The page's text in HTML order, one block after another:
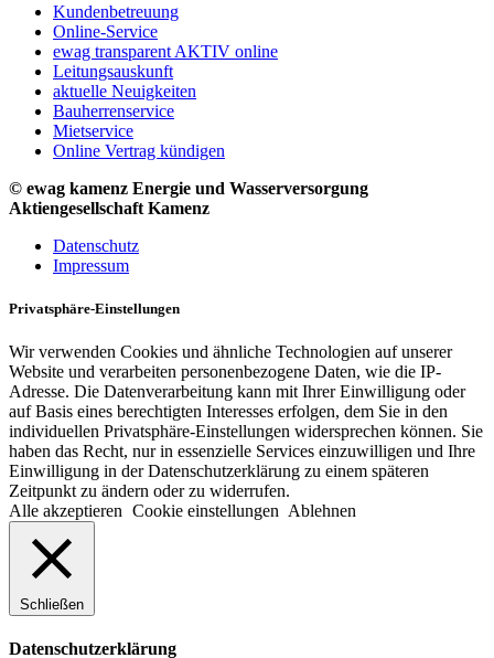
Kundenbetreuung
Online-Service
ewag transparent AKTIV online
Leitungsauskunft
aktuelle Neuigkeiten
Bauherrenservice
Mietservice
Online Vertrag kündigen
© ewag kamenz Energie und Wasserversorgung
Aktiengesellschaft Kamenz
Datenschutz
Impressum
Privatsphäre-Einstellungen
Wir verwenden Cookies und ähnliche Technologien auf unserer
Website und verarbeiten personenbezogene Daten, wie die IP-
Adresse. Die Datenverarbeitung kann mit Ihrer Einwilligung oder
auf Basis eines berechtigten Interesses erfolgen, dem Sie in den
individuellen Privatsphäre-Einstellungen widersprechen können. Sie
haben das Recht, nur in essenzielle Services einzuwilligen und Ihre
Einwilligung in der Datenschutzerklärung zu einem späteren
Zeitpunkt zu ändern oder zu widerrufen.
Alle akzeptieren Cookie einstellungen Ablehnen
Schließen
Datenschutzerklärung